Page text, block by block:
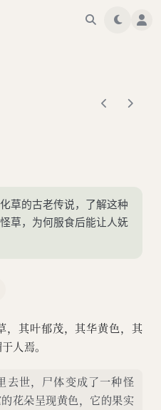
草的古老传说，了解这种
草，为何服食后能让人妩
，其叶郁茂，其华黄色，其
人焉。
去世，尸体变成了一种怪
花朵呈现黄色，它的果实